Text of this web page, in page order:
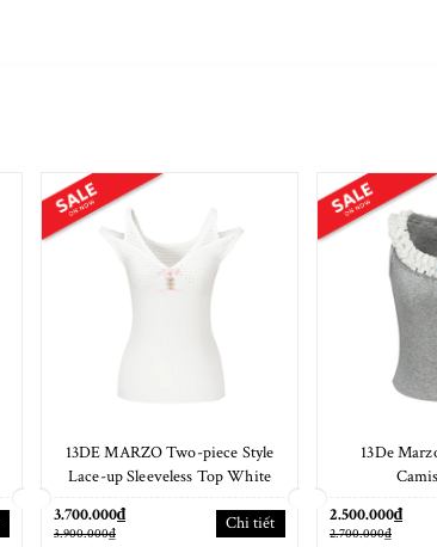
13DE MARZO Two-piece Style
Lace-up Sleeveless Top White
3.700.000₫
3.900.000₫ Chi tiết
13De
2.500.000₫
2.700.000₫